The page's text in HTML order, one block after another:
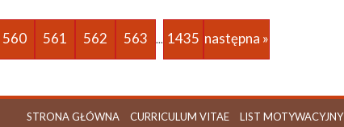
560 561 562 563 ... 1435 następna »
STRONA GŁÓWNA CURRICULUM VITAE LIST MOTYWACYJNY